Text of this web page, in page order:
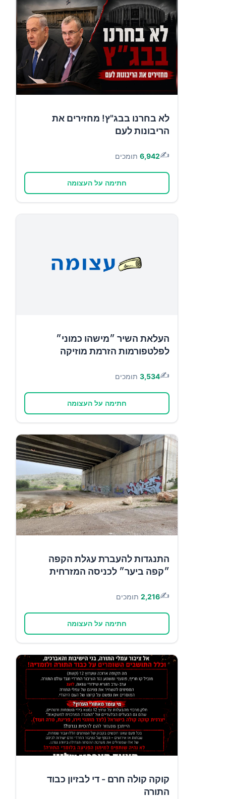
לא בחרנו בבג"ץ! מחזירים את
הריבונות לעם
✍️
6,942 תומכים
חתימה על העצומה
העלאת השיר ״מישהו כמוני״
לפלטפורמות הזרמת מוזיקה
✍️
3,534 תומכים
חתימה על העצומה
התנגדות להעברת עגלת הקפה
״קפה ביער״ לכניסה המזרחית
✍️
2,216 תומכים
חתימה על העצומה
קוקה קולה חרם - די לבזיון כבוד
התורה